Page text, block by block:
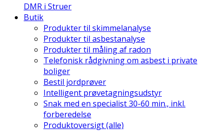
DMR i Struer
Butik
Produkter til skimmelanalyse
Produkter til asbestanalyse
Produkter til måling af radon
Telefonisk rådgivning om asbest i private
boliger
Bestil jordprøver
Intelligent prøvetagningsudstyr
Snak med en specialist 30-60 min., inkl.
forberedelse
Produktoversigt (alle)